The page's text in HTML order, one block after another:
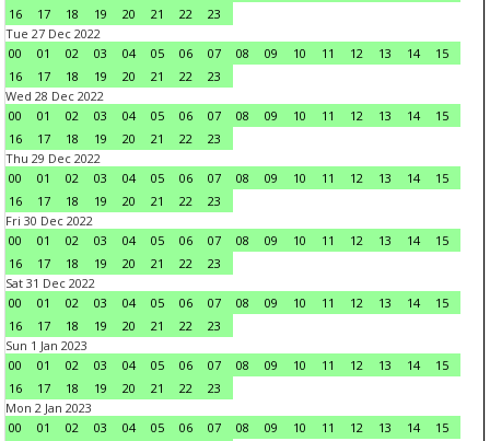
16
17 18 19 20 21 22
23
Tue 27 Dec 2022
00
01 02 03 04 05 06 07 08 09 10 11 12 13 14
15
16
17 18 19 20 21 22
23
Wed 28 Dec 2022
00
01 02 03 04 05 06 07 08 09 10 11 12 13 14
15
16
17 18 19 20 21 22
23
Thu 29 Dec 2022
00
01 02 03 04 05 06 07 08 09 10 11 12 13 14
15
16
17 18 19 20 21 22
23
Fri 30 Dec 2022
00
01 02 03 04 05 06 07 08 09 10 11 12 13 14
15
16
17 18 19 20 21 22
23
Sat 31 Dec 2022
00
01 02 03 04 05 06 07 08 09 10 11 12 13 14
15
16
17 18 19 20 21 22
23
Sun 1 Jan 2023
00
01 02 03 04 05 06 07 08 09 10 11 12 13 14
15
16
17 18 19 20 21 22
23
Mon 2 Jan 2023
00
01 02 03 04 05 06 07 08 09 10 11 12 13 14
15